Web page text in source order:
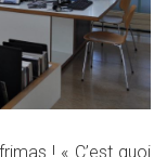
! « C’est quoi